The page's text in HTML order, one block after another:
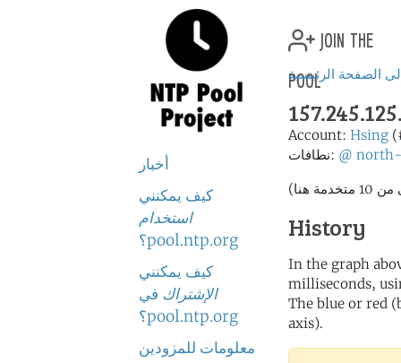
أخبار
كيف يمكنني
استخدام
pool.ntp.org؟
كيف يمكنني
الإشتراك في
pool.ntp.org؟
معلومات للمزودين
join the
pool
الصفحة الرئيسية
Account: Hsing
نطافات: @
History
In the graph
milliseconds,
The blue or red
axis).